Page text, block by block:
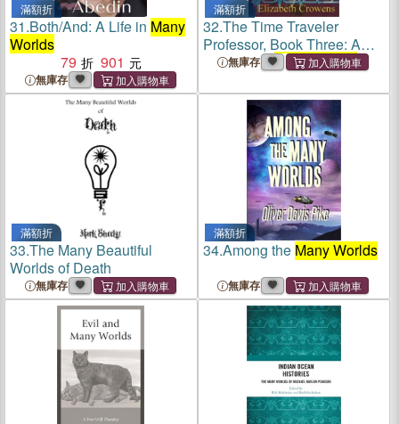
滿額折
31.Both/And: A Life in Many
Worlds
79
901
無庫存
滿額折
32.The Time Traveler
Professor, Book Three: A
War in TooMany Worlds
無庫存
滿額折
33.The Many Beautiful
Worlds of Death
無庫存
滿額折
34.Among the Many Worlds
無庫存